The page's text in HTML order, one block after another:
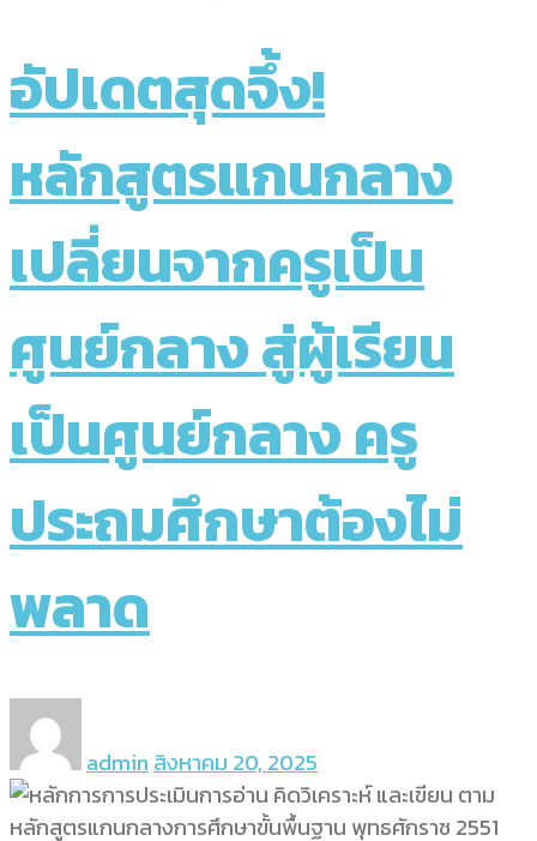
อัปเดตสุดจึ้ง!
หลักสูตรแกนกลาง
เปลี่ยนจากครูเป็น
ศูนย์กลาง สู่ผู้เรียน
เป็นศูนย์กลาง ครู
ประถมศึกษาต้องไม่
พลาด
admin สิงหาคม 20, 2025